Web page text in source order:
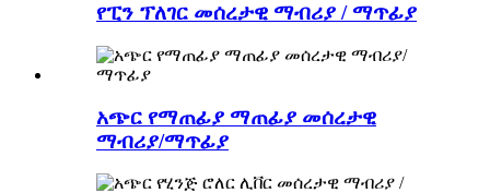
የፒን ፕለገር መሰረታዊ ማብሪያ / ማጥፊያ
አጭር የማጠፊያ ማጠፊያ መሰረታዊ
ማብሪያ/ማጥፊያ